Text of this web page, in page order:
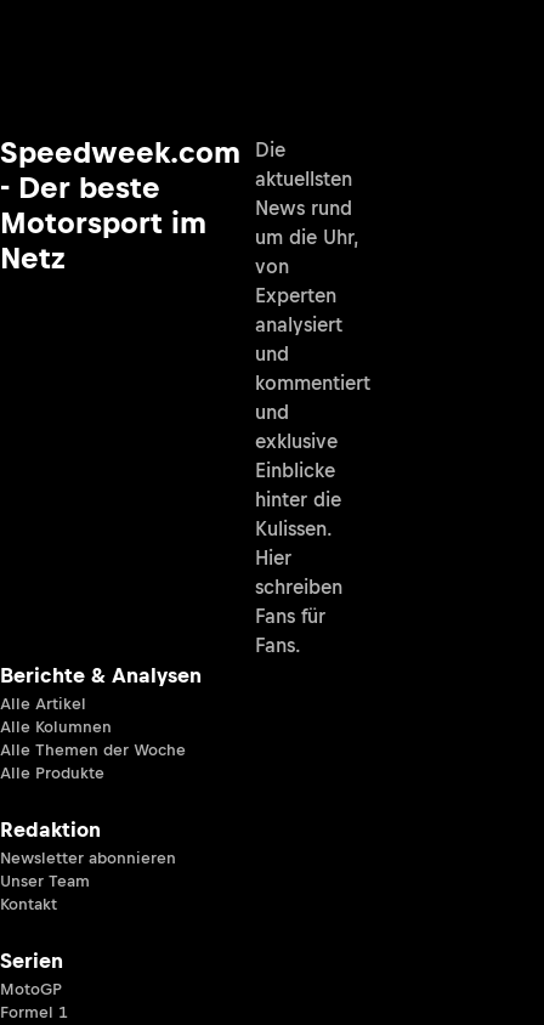
Speedweek.com
- Der beste
Motorsport im
Netz
Die
aktuellsten
News rund
um die Uhr,
von
Experten
analysiert
und
kommentiert
und
exklusive
Einblicke
hinter die
Kulissen.
Hier
schreiben
Fans für
Fans.
Berichte & Analysen
Alle Artikel
Alle Kolumnen
Alle Themen der Woche
Alle Produkte
Redaktion
Newsletter abonnieren
Unser Team
Kontakt
Serien
MotoGP
Formel 1